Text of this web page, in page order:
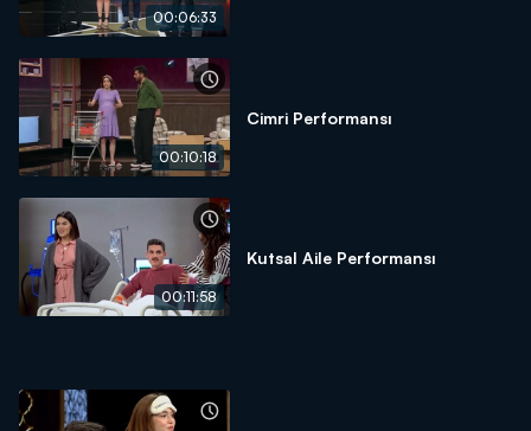
00:06:33
00:10:18
Cimri Performansı
00:11:58
Kutsal Aile Performansı